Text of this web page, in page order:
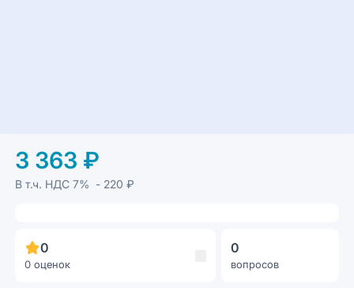
3 363 ₽
В т.ч. НДС7% - 220 ₽
0
0 оценок
0
вопросов